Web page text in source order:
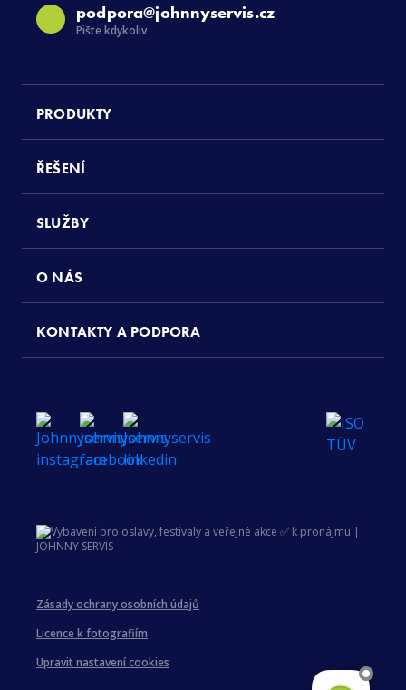
podpora@johnnyservis.cz
Pište kdykoliv
PRODUKTY
ŘEŠENÍ
SLUŽBY
O NÁS
KONTAKTY A PODPORA
Zásady ochrany osobních údajů
Licence k fotografiím
Upravit nastavení cookies